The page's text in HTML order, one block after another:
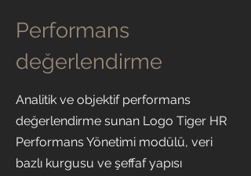
Performans
değerlendirme
Analitik ve objektif performans
değerlendirme sunan Logo Tiger HR
Performans Yönetimi modülü, veri
bazlı kurgusu ve şeffaf yapısı